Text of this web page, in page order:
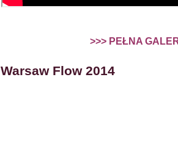
>>> PEŁNA
Warsaw Flow 2014